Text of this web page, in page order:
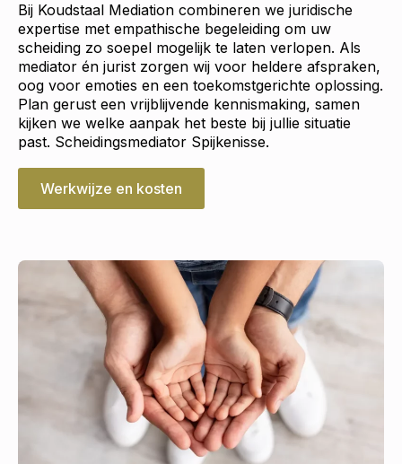
Bij Koudstaal Mediation combineren we juridische
expertise met empathische begeleiding om uw
scheiding zo soepel mogelijk te laten verlopen. Als
mediator én jurist zorgen wij voor heldere afspraken,
oog voor emoties en een toekomstgerichte oplossing.
Plan gerust een vrijblijvende kennismaking, samen
kijken we welke aanpak het beste bij jullie situatie
past. Scheidingsmediator Spijkenisse.
Werkwijze en kosten